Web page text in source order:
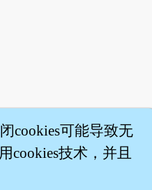
cookies可能导致无
cookies技术，并且